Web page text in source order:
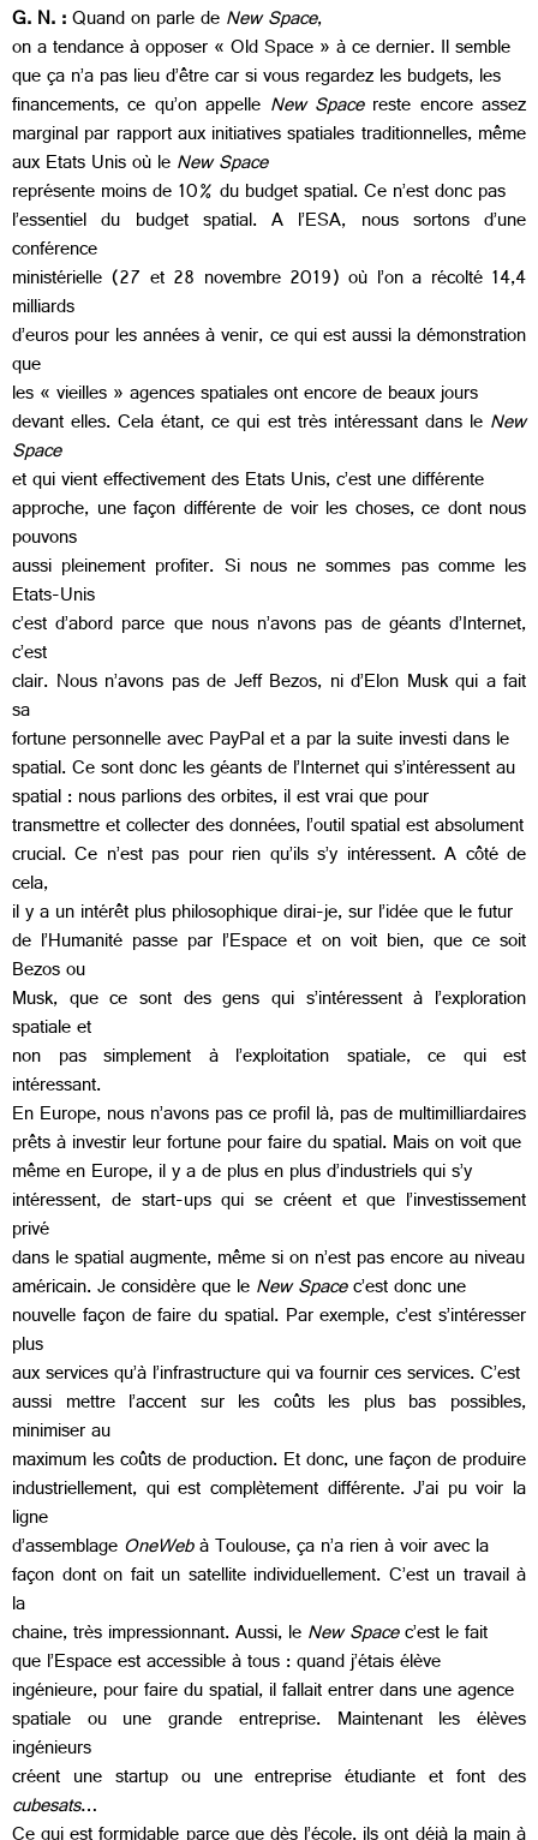
G. N. :Quand on parle deNew Space,
on a tendance à opposer « Old Space » à ce dernier. Il semble
que ça n’a pas lieu d’être car si vous regardez les budgets, les
financements, ce qu’on appelle New Spacereste encore assez
marginal par rapport aux initiatives spatiales traditionnelles, même
aux Etats Unis où leNew Space
représente moins de 10% du budget spatial. Ce n’est donc pas
l’essentiel du budget spatial. A l’ESA, nous sortons d’une
conférence
ministérielle (27 et 28 novembre 2019) où l’on a récolté 14,4
milliards
d’euros pour les années à venir, ce qui est aussi la démonstration
que
les « vieilles » agences spatiales ont encore de beaux jours
devant elles. Cela étant, ce qui est très intéressant dans le New
Space
et qui vient effectivement des Etats Unis, c’est une différente
approche, une façon différente de voir les choses, ce dont nous
pouvons
aussi pleinement profiter. Si nous ne sommes pas comme les
Etats-Unis
c’est d’abord parce que nous n’avons pas de géants d’Internet,
c’est
clair. Nous n’avons pas de Jeff Bezos, ni d’Elon Musk qui a fait
sa
fortune personnelle avec PayPal et a par la suite investi dans le
spatial. Ce sont donc les géants de l’Internet qui s’intéressent au
spatial : nous parlions des orbites, il est vrai que pour
transmettre et collecter des données, l’outil spatial est absolument
crucial. Ce n’est pas pour rien qu’ils s’y intéressent. A côté de
cela,
il y a un intérêt plus philosophique dirai-je, sur l’idée que le futur
de l’Humanité passe par l’Espace et on voit bien, que ce soit
Bezos ou
Musk, que ce sont des gens qui s’intéressent à l’exploration
spatiale et
non pas simplement à l’exploitation spatiale, ce qui est
intéressant.
En Europe, nous n’avons pas ce profil là, pas de multimilliardaires
prêts à investir leur fortune pour faire du spatial. Mais on voit que
même en Europe, il y a de plus en plus d’industriels qui s’y
intéressent, de start-ups qui se créent et que l’investissement
privé
dans le spatial augmente, même si on n’est pas encore au niveau
américain. Je considère que leNew Spacec’est donc une
nouvelle façon de faire du spatial. Par exemple, c’est s’intéresser
plus
aux services qu’à l’infrastructure qui va fournir ces services. C’est
aussi mettre l’accent sur les coûts les plus bas possibles,
minimiser au
maximum les coûts de production. Et donc, une façon de produire
industriellement, qui est complètement différente. J’ai pu voir la
ligne
d’assemblageOneWebà Toulouse, ça n’a rien à voir avec la
façon dont on fait un satellite individuellement. C’est un travail à
la
chaine, très impressionnant. Aussi, leNew Spacec’est le fait
que l’Espace est accessible à tous : quand j’étais élève
ingénieure, pour faire du spatial, il fallait entrer dans une agence
spatiale ou une grande entreprise. Maintenant les élèves
ingénieurs
créent une startup ou une entreprise étudiante et font des
cubesats…